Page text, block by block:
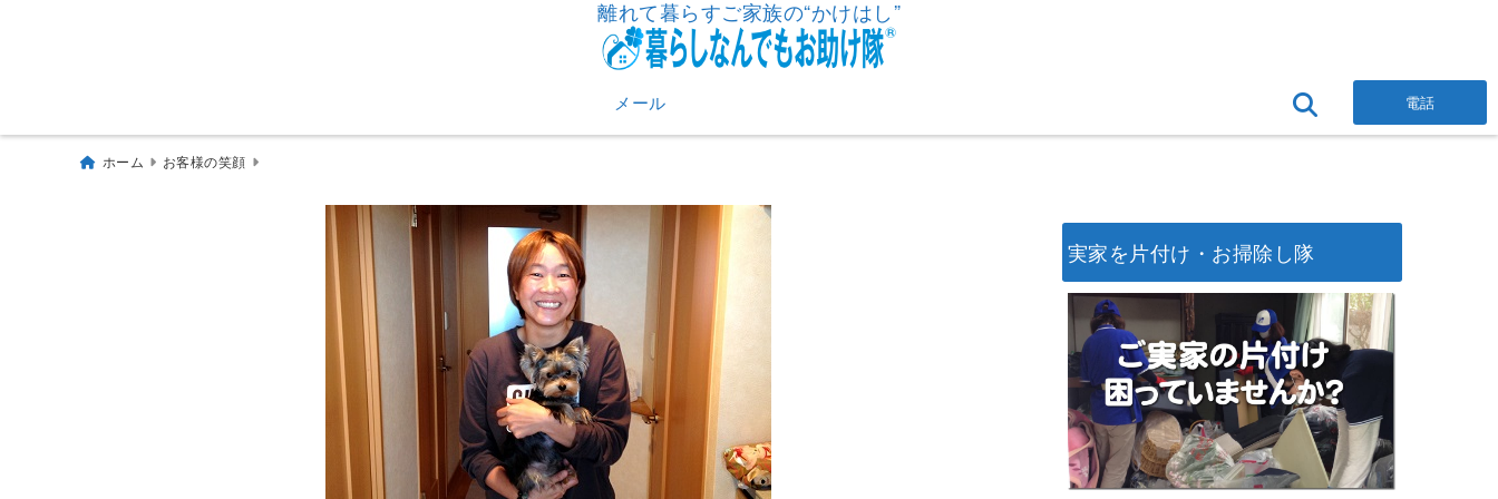
離れて暮らすご家族の“かけはし”
メール 電話
ホーム お客様の笑顔
実家を片付け・お掃除し隊